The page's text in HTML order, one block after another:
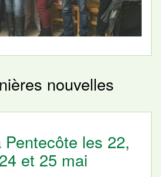
nouvelles
les 22,
et 25 mai